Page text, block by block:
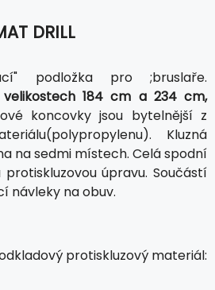
DRILL
podložka pro ;bruslaře.
184 cm a 234 cm,
koncovky jsou bytelnější z
Kluzná
na sedmi místech. Celá spodní
protiskluzovou úpravu. Součástí
návleky na obuv.
protiskluzový materiál: